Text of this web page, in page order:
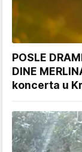
POSLE
DINE
koncerta u